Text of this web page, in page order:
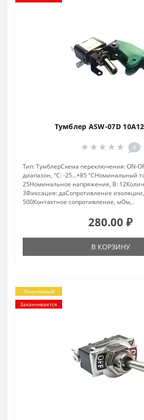
Тумблер ASW-07D
0
Тип: ТумблерСхема переключения: ON-
диапазон, °C: -25…+85 °СНоминальный
25Номинальное напряжение, В:
3Фиксация: даСопротивление
500Контактное сопротивление, мОм,..
280.00 ₽
В КОРЗИНУ
Популярный
Заканчивается